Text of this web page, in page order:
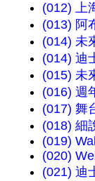
(012) 上
(013) 阿
(014) 未
(014) 迪
(015) 未
(016) 週
(017) 舞
(018) 細
(019)
(020)
(021) 迪